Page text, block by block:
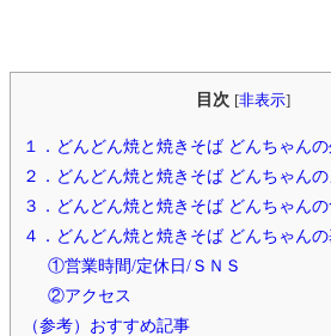
目次 [非表示]
１．どんどん焼と焼きそば どんちゃん
２．どんどん焼と焼きそば どんちゃん
３．どんどん焼と焼きそば どんちゃん
４．どんどん焼と焼きそば どんちゃん
①営業時間/定休日/ＳＮＳ
②アクセス
（参考）おすすめ記事